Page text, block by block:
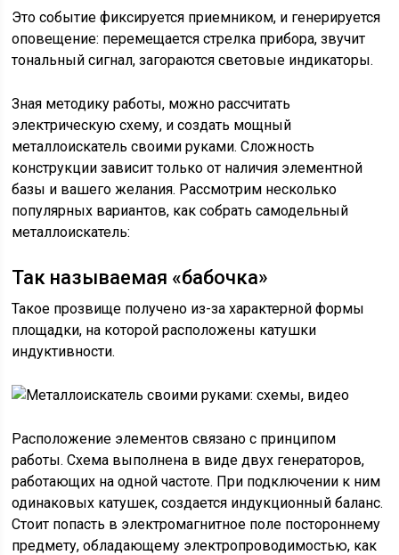
Это событие фиксируется приемником, и генерируется
оповещение: перемещается стрелка прибора, звучит
тональный сигнал, загораются световые индикаторы.
Зная методику работы, можно рассчитать
электрическую схему, и создать мощный
металлоискатель своими руками. Сложность
конструкции зависит только от наличия элементной
базы и вашего желания. Рассмотрим несколько
популярных вариантов, как собрать самодельный
металлоискатель:
Так называемая «бабочка»
Такое прозвище получено из-за характерной формы
площадки, на которой расположены катушки
индуктивности.
Расположение элементов связано с принципом
работы. Схема выполнена в виде двух генераторов,
работающих на одной частоте. При подключении к ним
одинаковых катушек, создается индукционный баланс.
Стоит попасть в электромагнитное поле постороннему
предмету, обладающему электропроводимостью, как